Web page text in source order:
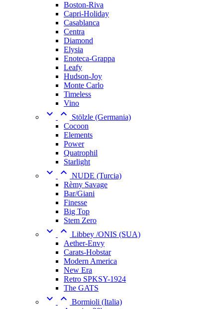
Boston-Riva
Capri-Holiday
Casablanca
Centra
Diamond
Elysia
Enoteca-Grappa
Leafy
Hudson-Joy
Monte Carlo
Timeless
Vino
 
Stölzle (Germania)
Cocoon
Elements
Power
Quatrophil
Starlight
  NUDE (Turcia)
Rèmy Savage
Bar/Giani
Finesse
Big Top
Stem Zero
  Libbey /ONIS (SUA)
Aether-Envy
Carats-Hobstar
Modern America
New Era
Retro SPKSY-1924
The GATS
  Bormioli (Italia)